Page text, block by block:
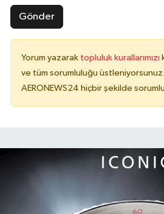
Gönder
Yorum yazarak topluluk kurallarımızı
ve tüm sorumluluğu
AERONEWS24 hiçbir şekilde